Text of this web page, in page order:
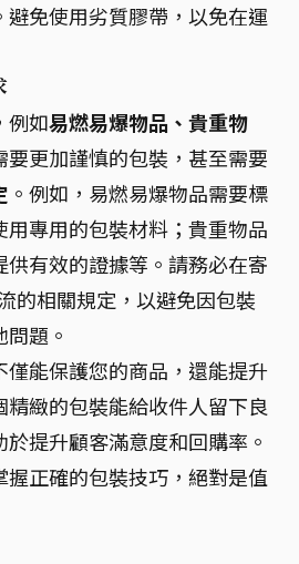
避免使用劣質膠帶，以免在運
例如易燃易爆物品、貴重物
要更加謹慎的包裝，甚至需要
。例如，易燃易爆物品需要標
專用的包裝材料；貴重物品
有效的證據等。請務必在寄
的相關規定，以避免因包裝
題。
僅能保護您的商品，還能提升
緻的包裝能給收件人留下良
提升顧客滿意度和回購率。
正確的包裝技巧，絕對是值